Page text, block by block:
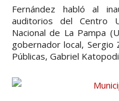
Fernández habló al
auditorios del Centro
Nacional de La Pampa
gobernador local,
Públicas, Gabriel